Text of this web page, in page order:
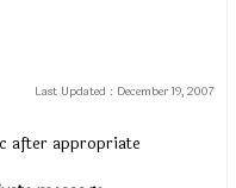
Last Updated : December 19, 2007
after appropriate